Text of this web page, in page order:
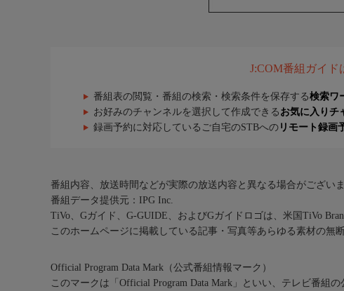
J:COM番組ガイド
番組表の閲覧・番組の検索・検索条件を保存する検索ワ
お好みのチャンネルを選択して作成できる お気に入りチ
録画予約に対応しているご自宅のSTBへの リモート録画
番組内容、放送時間などが実際の放送内容と異なる場合がございま
番組データ提供元：IPG Inc.
TiVo、Gガイド、G-GUIDE、およびGガイドロゴは、米国TiVo
このホームページに掲載している記事・写真等あらゆる素材の無
Official Program Data Mark（公式番組情報マーク）
このマークは「Official Program Data Mark」といい、テレビ番組の